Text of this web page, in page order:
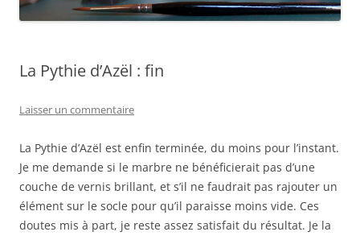
La Pythie d’Azël : fin
Laisser un commentaire
La Pythie d’Azël est enfin terminée, du moins pour l’instant.
Je me demande si le marbre ne bénéficierait pas d’une
couche de vernis brillant, et s’il ne faudrait pas rajouter un
élément sur le socle pour qu’il paraisse moins vide. Ces
doutes mis à part, je reste assez satisfait du résultat. Je la